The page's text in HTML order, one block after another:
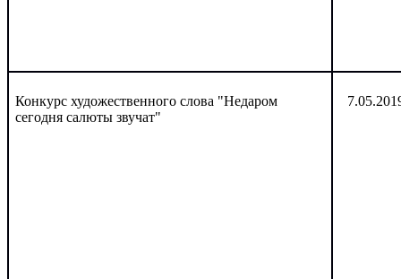
Конкурс художественного слова "Недаром
сегодня салюты звучат"